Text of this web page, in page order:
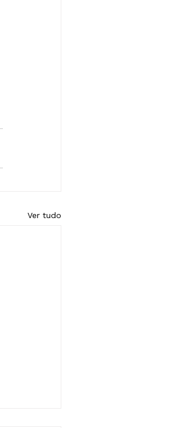
Ver tudo